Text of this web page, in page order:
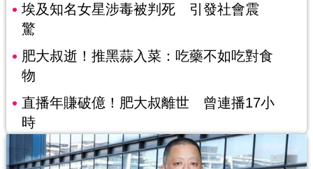
埃及知名女星涉毒被判死 引發社會震
驚
肥大叔逝！推黑蒜入菜：吃藥不如吃對食
物
直播年賺破億！肥大叔離世 曾連播17小
時